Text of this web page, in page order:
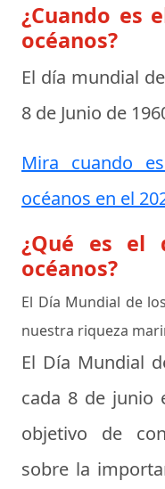
¿Cuando es
océanos?
El día mundial
8 de Junio de
Mira cuando
océanos en el
¿Qué es el
océanos?
El Día Mundial de
nuestra riqueza
El Día Mundial
cada 8 de junio
objetivo de
sobre la